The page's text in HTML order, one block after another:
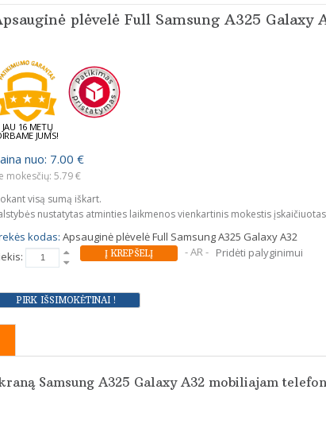
plėvelė Full Samsung A325 Galaxy
JAU 16 METŲ
JUMS!
nuo: 7.00 €
mokesčių: 5.79 €
visą sumą iškart.
nustatytas atminties laikmenos vienkartinis mokestis
kodas: Apsauginė plėvelė Full Samsung A325 Galaxy A32
- AR - Pridėti palyginimui
Samsung A325 Galaxy A32 mobiliajam